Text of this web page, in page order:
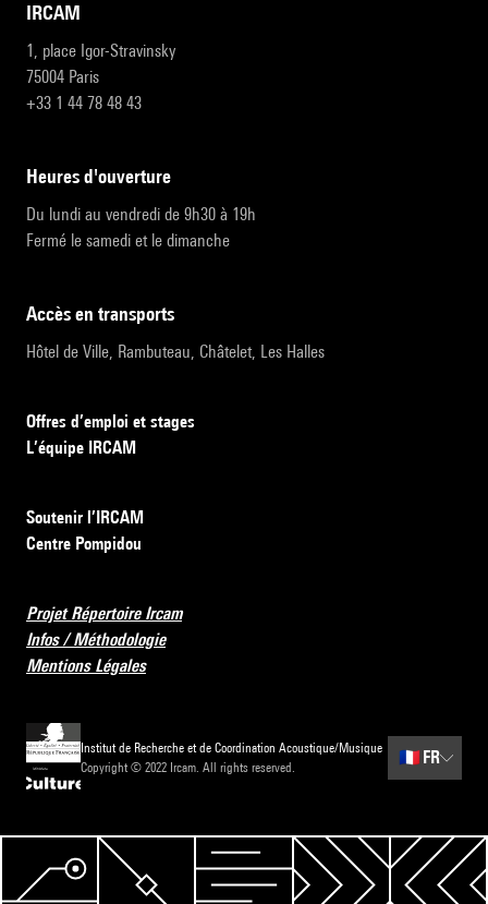
IRCAM
1, place Igor-Stravinsky
75004 Paris
+33 1 44 78 48 43
heures d'ouverture
Du lundi au vendredi de 9h30 à 19h
Fermé le samedi et le dimanche
accès en transports
Hôtel de Ville, Rambuteau, Châtelet, Les Halles
Offres d’emploi et stages
L’équipe IRCAM
Soutenir l’IRCAM
Centre Pompidou
Projet Répertoire Ircam
Infos / Méthodologie
Mentions Légales
Institut de Recherche et de Coordination Acoustique/Musique
Copyright © 2022 Ircam. All rights reserved.
🇫🇷 FR